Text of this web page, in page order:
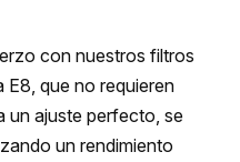
con nuestros filtros
E8, que no requieren
un ajuste perfecto, se
un rendimiento